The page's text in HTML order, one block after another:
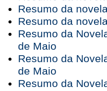
Resumo da
Resumo da
Resumo da
de Maio
Resumo da
de Maio
Resumo da